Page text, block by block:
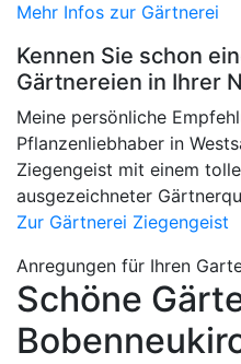
Mehr Infos zur Gärtnerei
Kennen Sie schon
Gärtnereien in Ihrer
Meine persönliche
Pflanzenliebhaber in
Ziegengeist mit einem
ausgezeichneter
Zur Gärtnerei Ziegengeist
Anregungen für Ihren
Schöne